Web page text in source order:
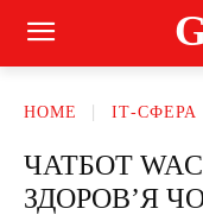
HOME ІТ-СФЕРА
ЧАТБОТ
ЗДОРОВ’Я